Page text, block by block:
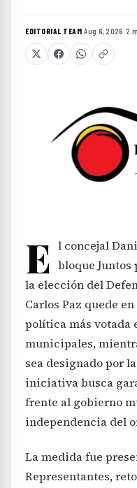
EDITORIAL TEAM·Aug 6, 2026 ·2
E l concejal
bloque Juntos
la elección del
Carlos Paz quede
política más votada
municipales,
sea designado por
iniciativa busca
frente al gobierno
independencia del
La medida fue
Representantes,